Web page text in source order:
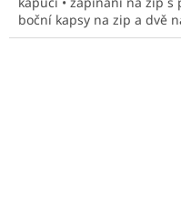
hvězdiček.
boční kapsy na zip a dvě